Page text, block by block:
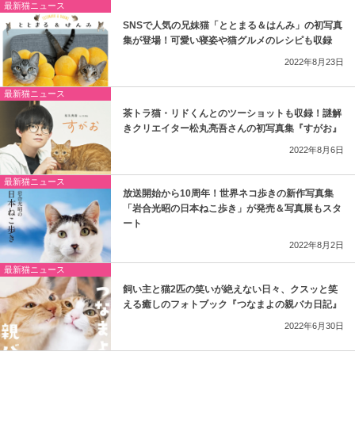
最新猫ニュース
SNSで人気の兄妹猫「ととまる＆はんみ」の初写真
集が登場！可愛い寝姿や猫グルメのレシピも収録
2022年8月23日
最新猫ニュース
茶トラ猫・リドくんとのツーショットも収録！謎解
きクリエイター松丸亮吾さんの初写真集『すがお』
2022年8月6日
最新猫ニュース
放送開始から10周年！世界ネコ歩きの新作写真集
「岩合光昭の日本ねこ歩き」が発売＆写真展もスタ
ート
2022年8月2日
最新猫ニュース
飼い主と猫2匹の笑いが絶えない日々、クスッと笑
える癒しのフォトブック『つなまよの親バカ日記』
2022年6月30日